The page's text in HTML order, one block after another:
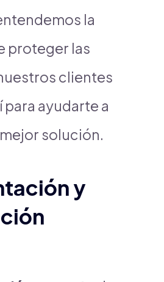
la
proteger las
clientes
para ayudarte a
solución.
y